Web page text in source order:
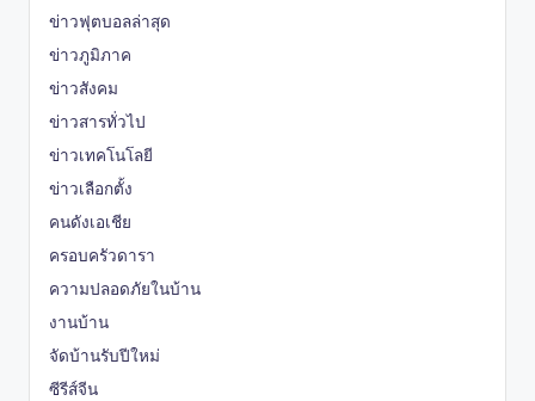
ข่าวฟุตบอลล่าสุด
ข่าวภูมิภาค
ข่าวสังคม
ข่าวสารทั่วไป
ข่าวเทคโนโลยี
ข่าวเลือกตั้ง
คนดังเอเชีย
ครอบครัวดารา
ความปลอดภัยในบ้าน
งานบ้าน
จัดบ้านรับปีใหม่
ซีรีส์จีน